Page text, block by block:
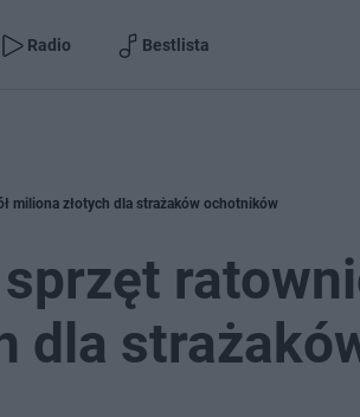
Radio Bestlista
miliona złotych dla strażaków ochotników
dla